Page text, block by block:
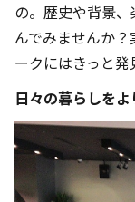
の。歴史や背景
んでみませんか
ークにはきっと発
日々の暮らしを